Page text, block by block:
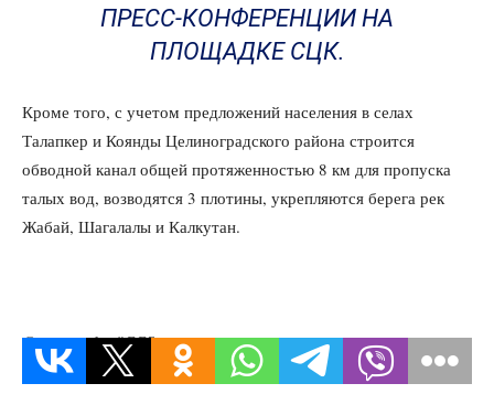
ПРЕСС-КОНФЕРЕНЦИИ НА
ПЛОЩАДКЕ СЦК.
Кроме того, с учетом предложений населения в селах
Талапкер и Коянды Целиноградского района строится
обводной канал общей протяженностью 8 км для пропуска
талых вод, возводятся 3 плотины, укрепляются берега рек
Жабай, Шагалалы и Калкутан.
@ortcom_kz #CCS